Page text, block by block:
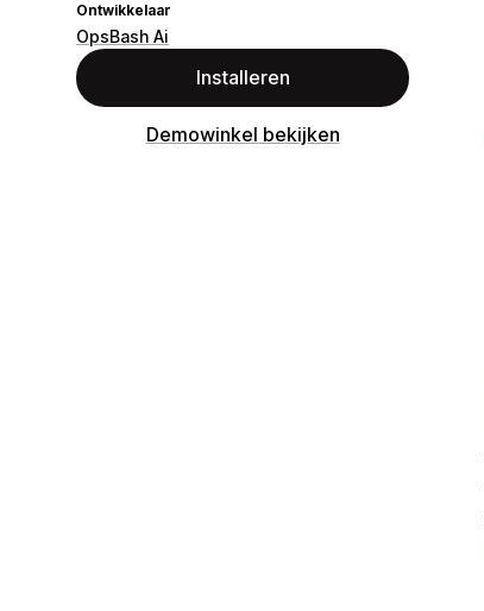
Ontwikkelaar
OpsBash Ai
Installeren
Demowinkel bekijken